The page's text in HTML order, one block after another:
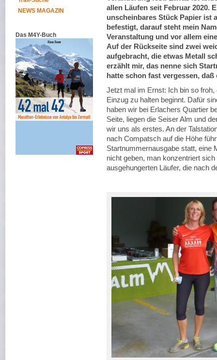
NEWS MAGAZIN
Das M4Y-Buch
allen Läufen seit Februar 2020.
unscheinbares Stück Papier ist
befestigt, darauf steht mein
Veranstaltung und vor allem
Auf der Rückseite sind zwei
aufgebracht, die etwas Metall
erzählt mir, das nenne sich
hatte schon fast vergessen, daß
Jetzt mal im Ernst: Ich bin so
Einzug zu halten beginnt. Dafür
haben wir bei Erlachers Quartier
Seite, liegen die Seiser Alm und
wir uns als erstes. An der
nach Compatsch auf die Höhe
Startnummernausgabe statt, eine
nicht geben, man konzentriert
ausgehungerten Läufer, die nach